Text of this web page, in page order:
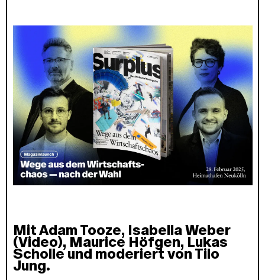
Mit Adam Tooze, Isabella Weber
(Video), Maurice Höfgen, Lukas
Scholle und moderiert von Tilo
Jung.